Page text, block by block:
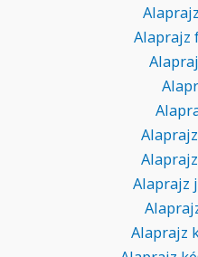
Alaprajz
Alaprajz
Alaprajz